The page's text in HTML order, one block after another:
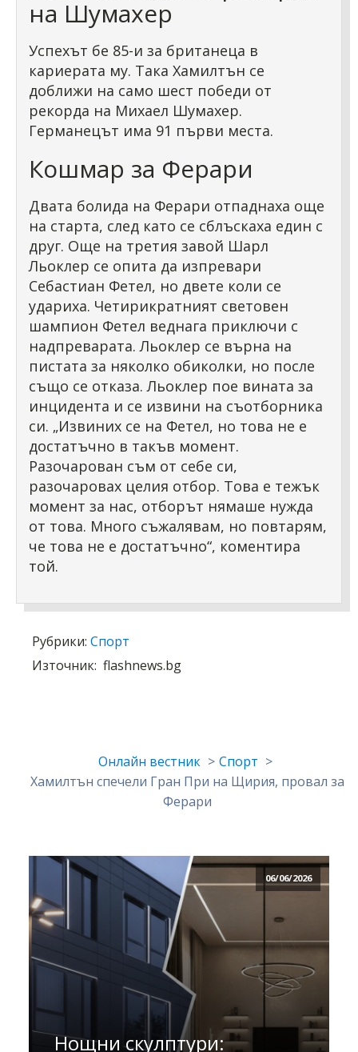
на Шумахер
Успехът бе 85-и за британеца в
кариерата му. Така Хамилтън се
доближи на само шест победи от
рекорда на Михаел Шумахер.
Германецът има 91 първи места.
Кошмар за Ферари
Двата болида на Ферари отпаднаха още
на старта, след като се сблъскаха един с
друг. Още на третия завой Шарл
Льоклер се опита да изпревари
Себастиан Фетел, но двете коли се
удариха. Четирикратният световен
шампион Фетел веднага приключи с
надпреварата. Льоклер се върна на
пистата за няколко обиколки, но после
също се отказа. Льоклер пое вината за
инцидента и се извини на съотборника
си. „Извиних се на Фетел, но това не е
достатъчно в такъв момент.
Разочарован съм от себе си,
разочаровах целия отбор. Това е тежък
момент за нас, отборът нямаше нужда
от това. Много съжалявам, но повтарям,
че това не е достатъчно“, коментира
той.
Рубрики: Спорт
Източник: flashnews.bg
Онлайн вестник
Спорт
Хамилтън спечели Гран При на Щирия, провал за
Ферари
06/06/2026
Нощни скулптури: